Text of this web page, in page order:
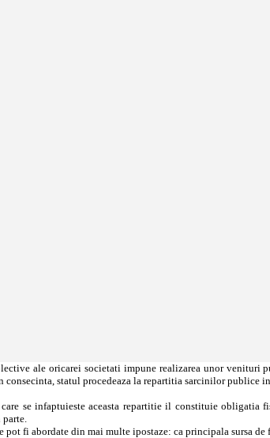
ale oricarei societati impune realizarea unor
consecinta, statul procedeaza la repartitia sarcinilor publice
se infaptuieste aceasta repartitie il constituie
pot fi abordate din mai multe ipostaze: ca principala sursa